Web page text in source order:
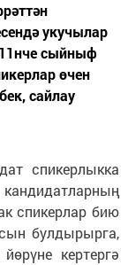
укучылар
сыйныф
өчен
сайлау
спикерлыкка
спикерлар бию
булдырырга,
кертергә